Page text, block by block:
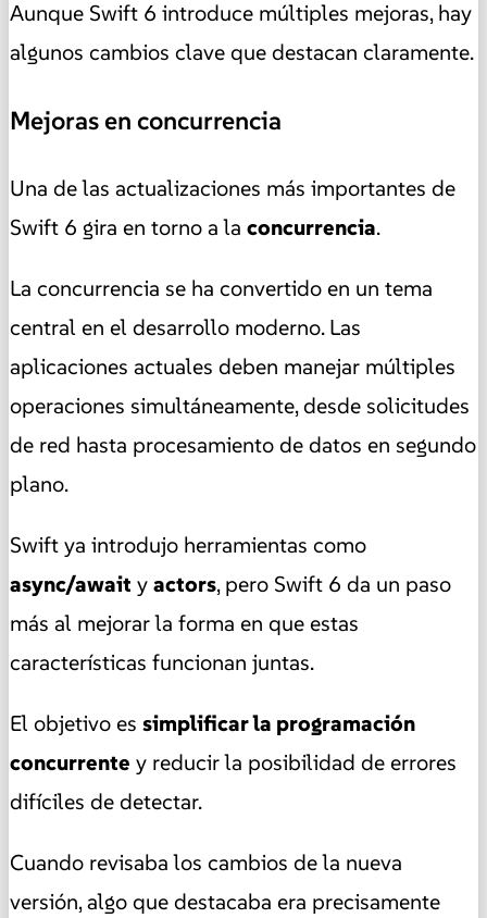
Aunque Swift 6 introduce múltiples mejoras, hay
algunos cambios clave que destacan claramente.
Mejoras en concurrencia
Una de las actualizaciones más importantes de
Swift 6 gira en torno a la concurrencia.
La concurrencia se ha convertido en un tema
central en el desarrollo moderno. Las
aplicaciones actuales deben manejar múltiples
operaciones simultáneamente, desde solicitudes
de red hasta procesamiento de datos en segundo
plano.
Swift ya introdujo herramientas como
async/await yactors, pero Swift 6 da un paso
más al mejorar la forma en que estas
características funcionan juntas.
El objetivo es simplificar la programación
concurrente y reducir la posibilidad de errores
difíciles de detectar.
Cuando revisaba los cambios de la nueva
versión, algo que destacaba era precisamente